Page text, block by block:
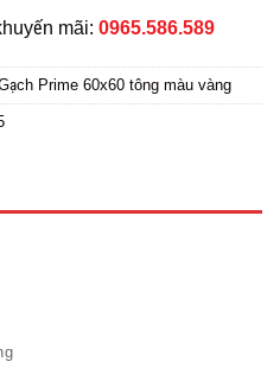
mãi: 0965.586.589
Prime 60x60 tông màu vàng